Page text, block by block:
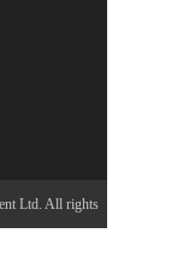
Ltd. All rights